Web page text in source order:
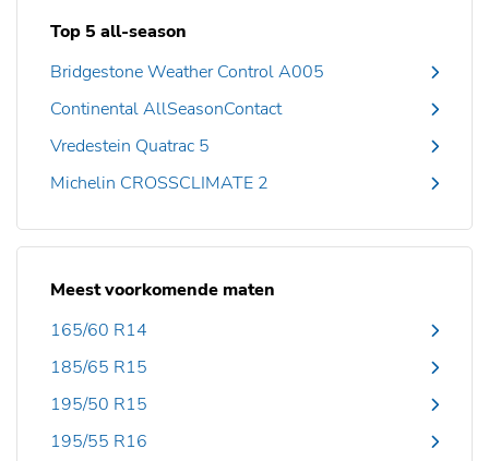
Top 5 all-season
Bridgestone Weather Control A005
Continental AllSeasonContact
Vredestein Quatrac 5
Michelin CROSSCLIMATE 2
Meest voorkomende maten
165/60 R14
185/65 R15
195/50 R15
195/55 R16